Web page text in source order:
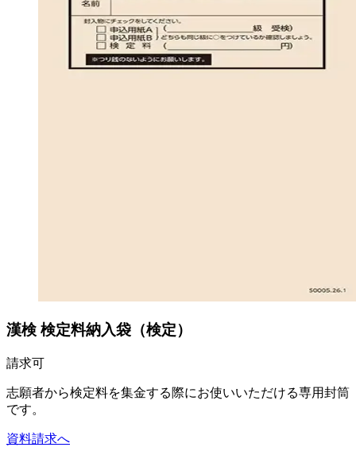
漢検 検定料納入袋（検定）
請求可
志願者から検定料を集金する際にお使いいただける専用封筒
です。
資料請求へ